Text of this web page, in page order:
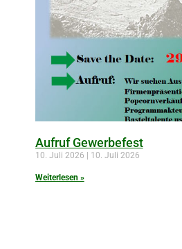
Aufruf Gewerbefest
10. Juli 2026 10. Juli 2026
Weiterlesen »